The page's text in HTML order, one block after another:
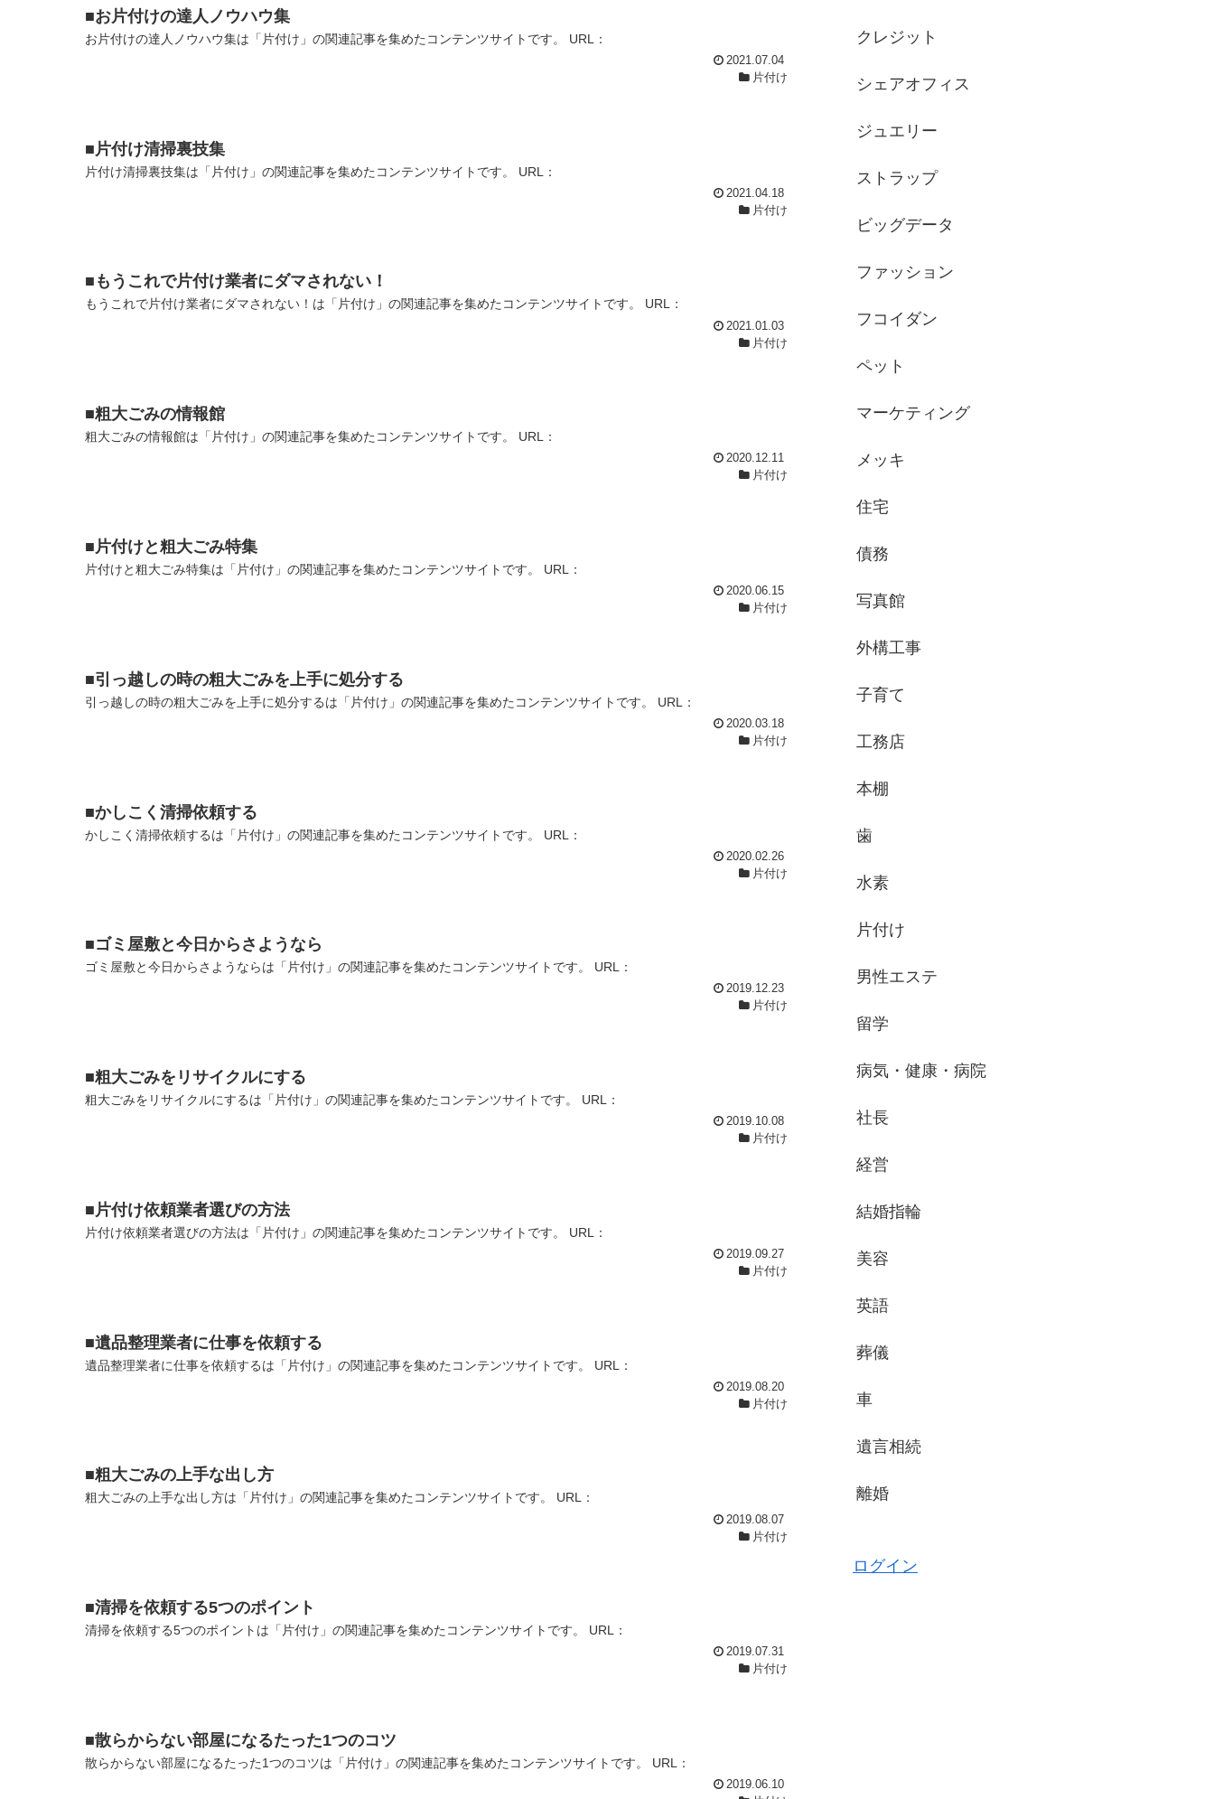
■お片付けの達人ノウハウ集
お片付けの達人ノウハウ集は「片付け」の関連記事を集めたコンテンツサイトです。 URL：
2021.07.04
片付け
■片付け清掃裏技集
片付け清掃裏技集は「片付け」の関連記事を集めたコンテンツサイトです。 URL：
2021.04.18
片付け
■もうこれで片付け業者にダマされない！
もうこれで片付け業者にダマされない！は「片付け」の関連記事を集めたコンテンツサイトです。 URL：
2021.01.03
片付け
■粗大ごみの情報館
粗大ごみの情報館は「片付け」の関連記事を集めたコンテンツサイトです。 URL：
2020.12.11
片付け
■片付けと粗大ごみ特集
片付けと粗大ごみ特集は「片付け」の関連記事を集めたコンテンツサイトです。 URL：
2020.06.15
片付け
■引っ越しの時の粗大ごみを上手に処分する
引っ越しの時の粗大ごみを上手に処分するは「片付け」の関連記事を集めたコンテンツサイトです。 URL：
2020.03.18
片付け
■かしこく清掃依頼する
かしこく清掃依頼するは「片付け」の関連記事を集めたコンテンツサイトです。 URL：
2020.02.26
片付け
■ゴミ屋敷と今日からさようなら
ゴミ屋敷と今日からさようならは「片付け」の関連記事を集めたコンテンツサイトです。 URL：
2019.12.23
片付け
■粗大ごみをリサイクルにする
粗大ごみをリサイクルにするは「片付け」の関連記事を集めたコンテンツサイトです。 URL：
2019.10.08
片付け
■片付け依頼業者選びの方法
片付け依頼業者選びの方法は「片付け」の関連記事を集めたコンテンツサイトです。 URL：
2019.09.27
片付け
■遺品整理業者に仕事を依頼する
遺品整理業者に仕事を依頼するは「片付け」の関連記事を集めたコンテンツサイトです。 URL：
2019.08.20
片付け
■粗大ごみの上手な出し方
粗大ごみの上手な出し方は「片付け」の関連記事を集めたコンテンツサイトです。 URL：
2019.08.07
片付け
■清掃を依頼する5つのポイント
清掃を依頼する5つのポイントは「片付け」の関連記事を集めたコンテンツサイトです。 URL：
2019.07.31
片付け
■散らからない部屋になるたった1つのコツ
散らからない部屋になるたった1つのコツは「片付け」の関連記事を集めたコンテンツサイトです。 URL：
2019.06.10
クレジット
シェアオフィス
ジュエリー
ストラップ
ビッグデータ
ファッション
フコイダン
ペット
マーケティング
メッキ
住宅
債務
写真館
外構工事
子育て
工務店
本棚
歯
水素
片付け
男性エステ
留学
病気・健康・病院
社長
経営
結婚指輪
美容
英語
葬儀
車
遺言相続
離婚
ログイン